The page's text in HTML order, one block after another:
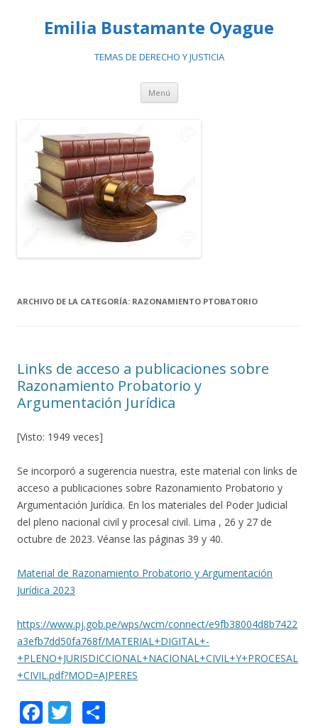
Emilia Bustamante Oyague
TEMAS DE DERECHO Y JUSTICIA
Menú Ir
contenido
ARCHIVO DE LA CATEGORÍA: RAZONAMIENTO PTOBATORIO
Links de acceso a publicaciones sobre
Razonamiento Probatorio y
Argumentación Jurídica
[Visto: 1949 veces]
Se incorporó a sugerencia nuestra, este material con links de
acceso a publicaciones sobre Razonamiento Probatorio y
Argumentación Jurídica. En los materiales del Poder Judicial
del pleno nacional civil y procesal civil. Lima , 26 y 27 de
octubre de 2023. Véanse las páginas 39 y 40.
Material de Razonamiento Probatorio y Argumentación
Jurídica 2023
https://www.pj.gob.pe/wps/wcm/connect/e9fb38004d8b7422
a3efb7dd50fa768f/MATERIAL+DIGITAL+-
+PLENO+JURISDICCIONAL+NACIONAL+CIVIL+Y+PROCESAL
+CIVIL.pdf?MOD=AJPERES
F T